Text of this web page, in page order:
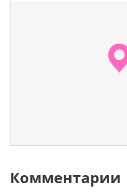
Комментарии